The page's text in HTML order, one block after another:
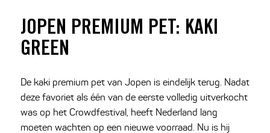
JOPEN PREMIUM PET: KAKI
GREEN
De kaki premium pet van Jopen is eindelijk terug. Nadat
deze favoriet als één van de eerste volledig uitverkocht
was op het Crowdfestival, heeft Nederland lang
moeten wachten op een nieuwe voorraad. Nu is hij